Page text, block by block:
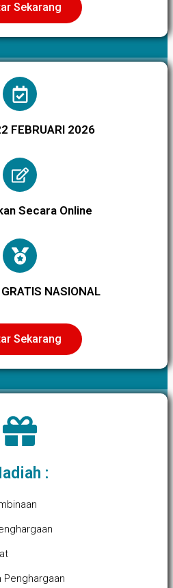
Sekarang
FEBRUARI 2026
Secara Online
NASIONAL
Sekarang
:
Penghargaan